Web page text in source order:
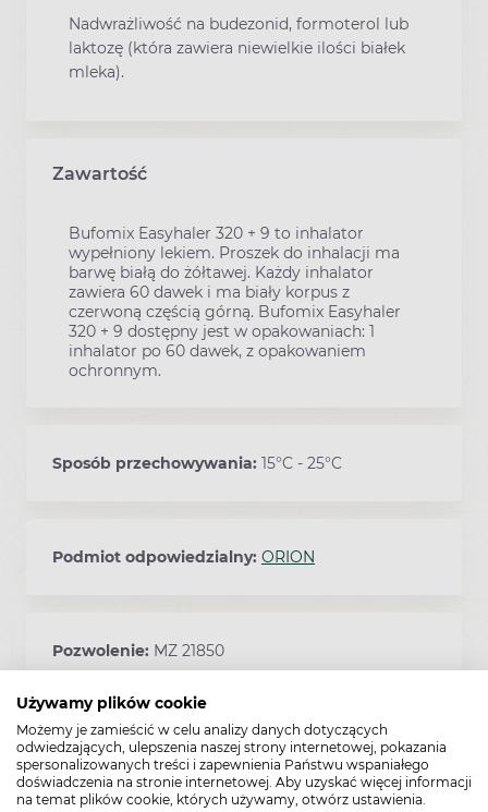
Używamy plików cookie
Możemy je zamieścić w celu analizy danych dotyczących
odwiedzających, ulepszenia naszej strony internetowej, pokazania
spersonalizowanych treści i zapewnienia Państwu wspaniałego
doświadczenia na stronie internetowej. Aby uzyskać więcej informacji
na temat plików cookie, których używamy, otwórz ustawienia.
Nadwrażliwość na budezonid, formoterol lub
laktozę (która zawiera niewielkie ilości białek
mleka).
Zawartość
Bufomix Easyhaler 320 + 9 to inhalator
wypełniony lekiem. Proszek do inhalacji ma
barwę białą do żółtawej. Każdy inhalator
zawiera 60 dawek i ma biały korpus z
czerwoną częścią górną. Bufomix Easyhaler
320 + 9 dostępny jest w opakowaniach: 1
inhalator po 60 dawek, z opakowaniem
ochronnym.
Sposób przechowywania: 15°C - 25°C
Podmiot odpowiedzialny: ORION
Pozwolenie: MZ 21850
Kod EAN:5909991137625